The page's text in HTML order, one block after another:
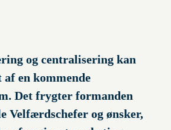
og centralisering kan
en kommende
Det frygter formanden
Velfærdschefer og ønsker,